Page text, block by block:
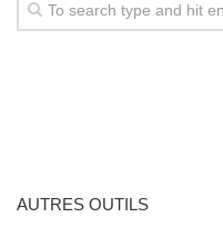
AUTRES OUTILS